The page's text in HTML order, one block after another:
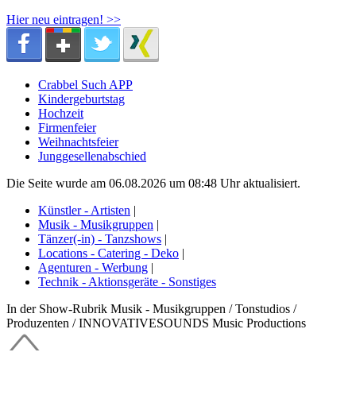
Hier neu eintragen! >>
Crabbel Such APP
Kindergeburtstag
Hochzeit
Firmenfeier
Weihnachtsfeier
Junggesellenabschied
Die Seite wurde am 06.08.2026 um 08:48 Uhr aktualisiert.
Künstler - Artisten |
Musik - Musikgruppen |
Tänzer(-in) - Tanzshows |
Locations - Catering - Deko |
Agenturen - Werbung |
Technik - Aktionsgeräte - Sonstiges
In der Show-Rubrik Musik - Musikgruppen / Tonstudios /
Produzenten / INNOVATIVESOUNDS Music Productions